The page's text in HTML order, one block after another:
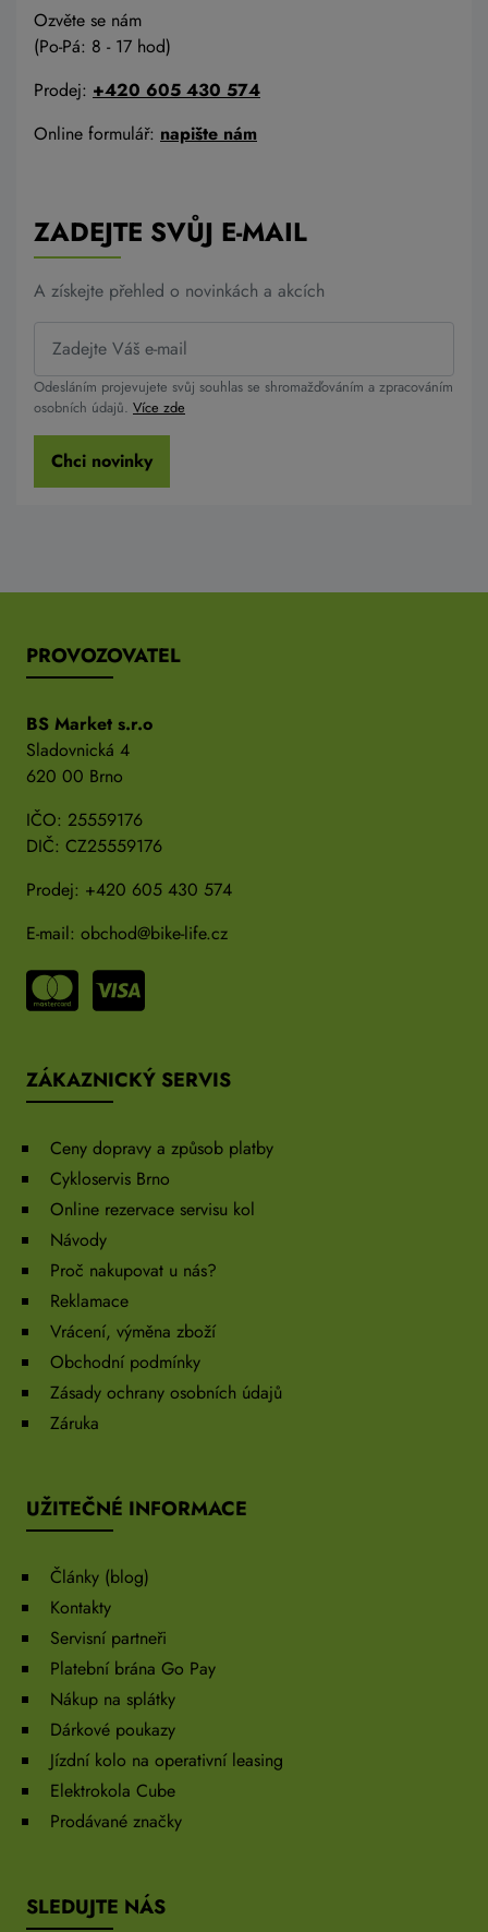
Ozvěte se nám
(Po-Pá: 8 - 17 hod)
Prodej: +420 605 430 574
Online formulář: napište nám
ZADEJTE SVŮJ E-MAIL
A získejte přehled o novinkách a akcích
Odesláním projevujete svůj souhlas se shromažďováním a zpracováním
osobních údajů. Více zde
Chci novinky
PROVOZOVATEL
BS Market s.r.o
Sladovnická 4
620 00 Brno
IČO: 25559176
DIČ: CZ25559176
Prodej: +420 605 430 574
E-mail: obchod@bike-life.cz
ZÁKAZNICKÝ SERVIS
Ceny dopravy a způsob platby
Cykloservis Brno
Online rezervace servisu kol
Návody
Proč nakupovat u nás?
Reklamace
Vrácení, výměna zboží
Obchodní podmínky
Zásady ochrany osobních údajů
Záruka
UŽITEČNÉ INFORMACE
Články (blog)
Kontakty
Servisní partneři
Platební brána Go Pay
Nákup na splátky
Dárkové poukazy
Jízdní kolo na operativní leasing
Elektrokola Cube
Prodávané značky
SLEDUJTE NÁS